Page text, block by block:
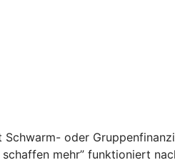
oder
mehr” funktioniert